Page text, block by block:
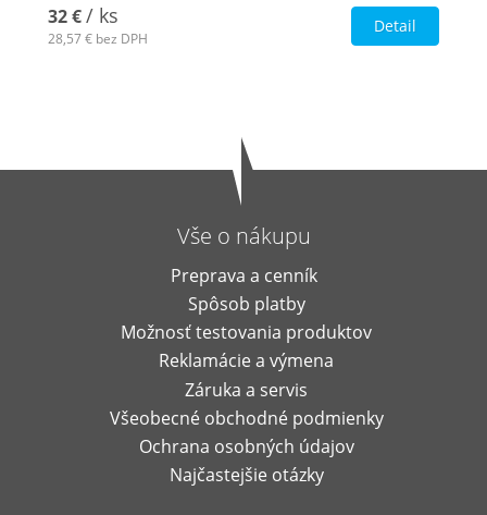
32 €/ ks
28,57 € bez DPH
Detail
Vše o nákupu
Preprava a cenník
Spôsob platby
Možnosť testovania produktov
Reklamácie a výmena
Záruka a servis
Všeobecné obchodné podmienky
Ochrana osobných údajov
Najčastejšie otázky